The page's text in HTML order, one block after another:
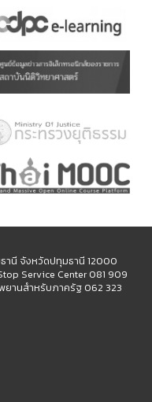
ธานี จังหวัดปทุมธานี 12000
Service Center 081 909
ยานสำหรับภาครัฐ 062 323